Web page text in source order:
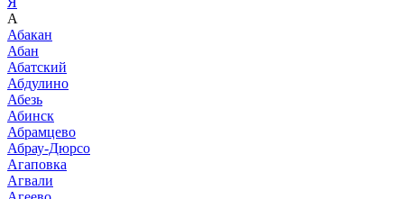
А
Абакан
Абан
Абатский
Абдулино
Абезь
Абинск
Абрамцево
Абрау-Дюрсо
Агаповка
Агвали